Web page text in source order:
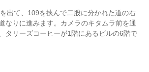
出て、109を挟んで二股に分かれた道の右
なりに進みます。カメラのキタムラ前を通
タリーズコーヒーが1階にあるビルの6階で